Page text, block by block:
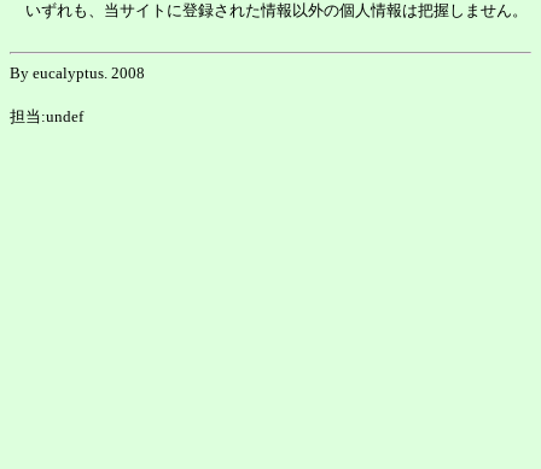
いずれも、当サイトに登録された情報以外の個人情報は把握しません。
By eucalyptus. 2008
担当:undef